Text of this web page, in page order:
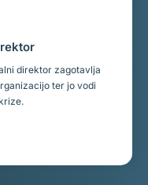
direktor zagotavlja
ter jo vodi